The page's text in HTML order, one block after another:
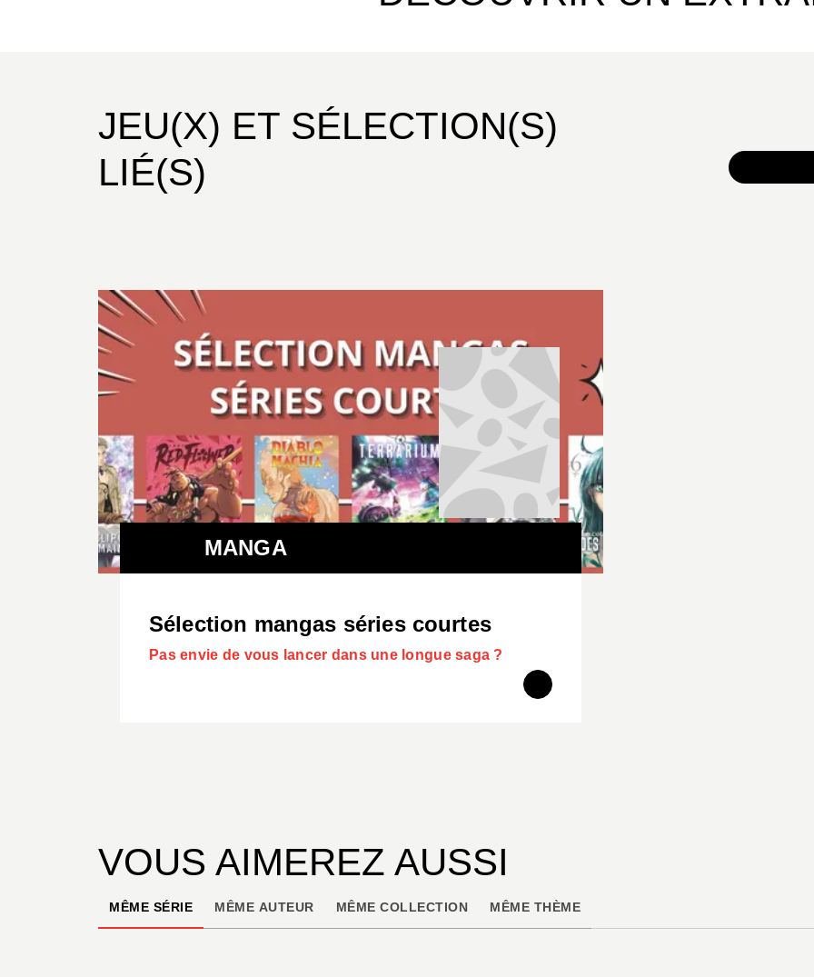
JEU(X) ET SÉLECTION(S)
LIÉ(S)
MANGA
Sélection mangas séries courtes
Pas envie de vous lancer dans une longue saga ?
VOUS AIMEREZ AUSSI
MÊME SÉRIE MÊME AUTEUR MÊME COLLECTION MÊME THÈME